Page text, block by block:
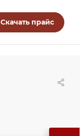
Скачать прайс